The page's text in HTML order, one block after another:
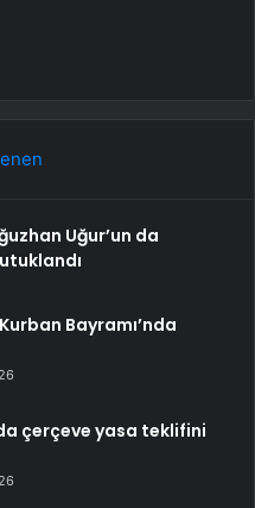
Uğur’un da
Bayramı’nda
çerçeve yasa teklifini